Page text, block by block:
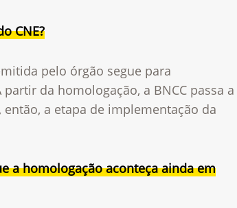
CNE?
pelo órgão segue para
da homologação, a BNCC passa a
a etapa de implementação da
a homologação aconteça ainda em